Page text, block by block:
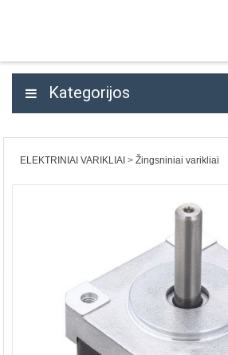
Kategorijos
ELEKTRINIAI VARIKLIAI Žingsniniai varikliai